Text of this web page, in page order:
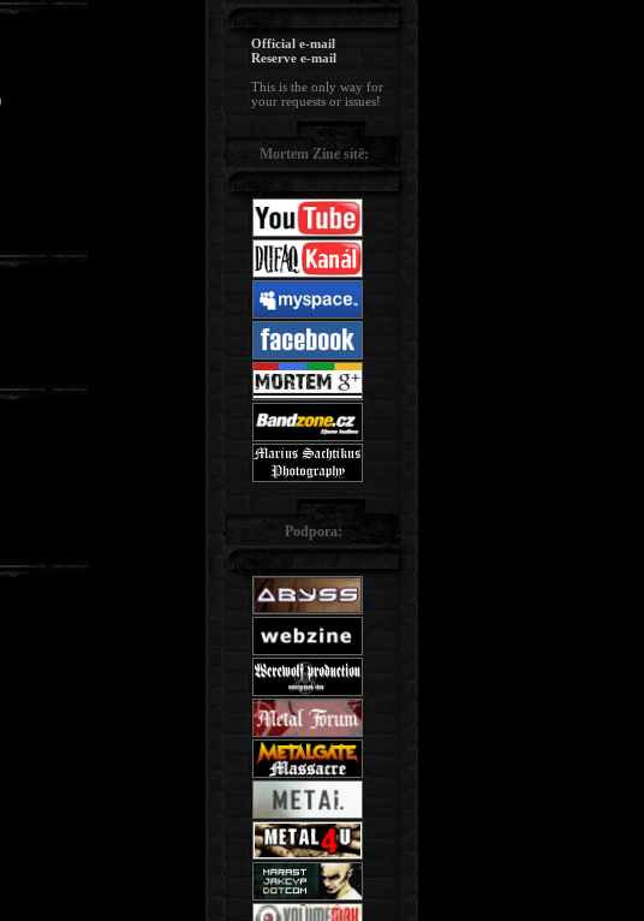
Official e-mail
Reserve e-mail
This is the only way for
your requests or issues!
Mortem Zine sítě:
Podpora: